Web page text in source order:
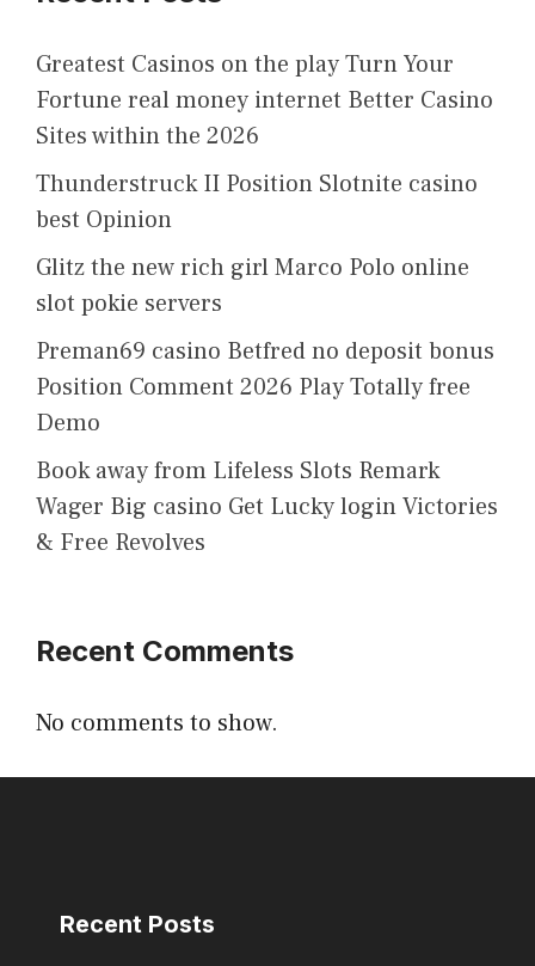
Greatest Casinos on the play Turn Your
Fortune real money internet Better Casino
Sites within the 2026
Thunderstruck II Position Slotnite casino
best Opinion
Glitz the new rich girl Marco Polo online
slot pokie servers
Preman69 casino Betfred no deposit bonus
Position Comment 2026 Play Totally free
Demo
Book away from Lifeless Slots Remark
Wager Big casino Get Lucky login Victories
& Free Revolves
Recent Comments
No comments to show.
Recent Posts